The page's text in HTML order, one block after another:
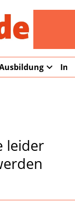
expand_more
leider